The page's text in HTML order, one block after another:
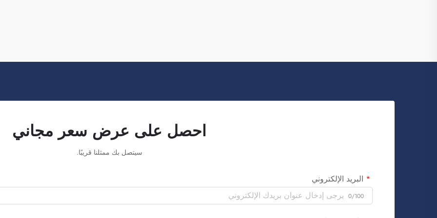
احصل على عرض سعر مجاني
سيتصل بك ممثلنا قريبًا.
البريد الإلكتروني
0/100